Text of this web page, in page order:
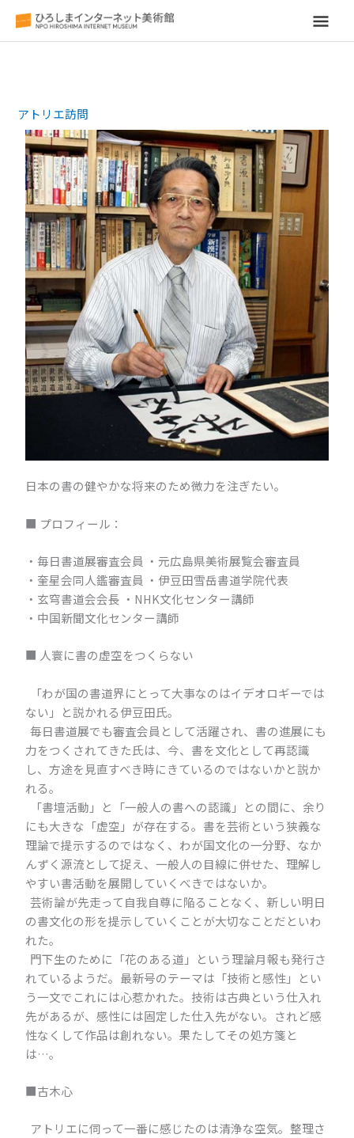
メ
メ
ニ
ュ
ー
アトリエ訪問
日本の書の健やかな将来のため微力を注ぎたい。
■ プロフィール：
・毎日書道展審査会員 ・元広島県美術展覧会審査員
・奎星会同人鑑審査員 ・伊豆田雪岳書道学院代表
・玄穹書道会会長 ・NHK文化センター講師
・中国新聞文化センター講師
■ 人寰に書の虚空をつくらない
「わが国の書道界にとって大事なのはイデオロギーでは
ない」と説かれる伊豆田氏。
毎日書道展でも審査会員として活躍され、書の進展にも
力をつくされてきた氏は、今、書を文化として再認識
し、方途を見直すべき時にきているのではないかと説か
れる。
「書壇活動」と「一般人の書への認識」との間に、余り
にも大きな「虚空」が存在する。書を芸術という狭義な
理論で提示するのではなく、わが国文化の一分野、なか
んずく源流として捉え、一般人の目線に併せた、理解し
やすい書活動を展開していくべきではないか。
芸術論が先走って自我自尊に陥ることなく、新しい明日
の書文化の形を提示していくことが大切なことだといわ
れた。
門下生のために「花のある道」という理論月報も発行さ
れているようだ。最新号のテーマは「技術と感性」とい
う一文でこれには心惹かれた。技術は古典という仕入れ
先があるが、感性には固定した仕入先がない。されど感
性なくして作品は創れない。果たしてその処方箋と
は…。
■古木心
アトリエに伺って一番に感じたのは清浄な空気。整理さ